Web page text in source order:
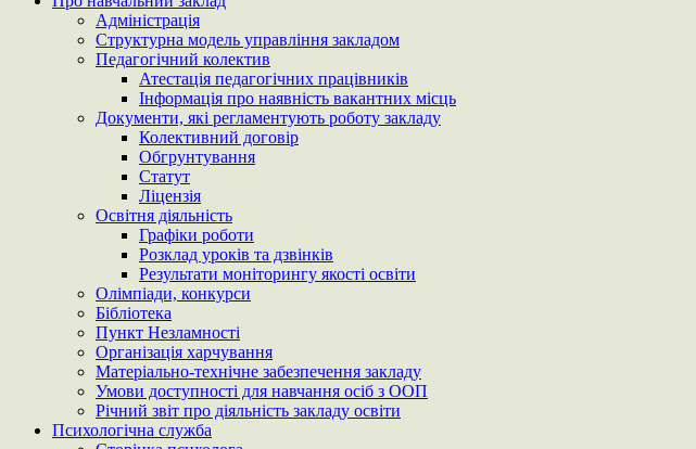
Адміністрація
Структурна модель управління закладом
Педагогічний колектив
Атестація педагогічних працівників
Інформація про наявність вакантних місць
Документи, які регламентують роботу закладу
Колективний договір
Обгрунтування
Статут
Ліцензія
Освітня діяльність
Графіки роботи
Розклад уроків та дзвінків
Результати моніторингу якості освіти
Олімпіади, конкурси
Бібліотека
Пункт Незламності
Організація харчування
Матеріально-технічне забезпечення закладу
Умови доступності для навчання осіб з ООП
Річний звіт про діяльність закладу освіти
Психологічна служба